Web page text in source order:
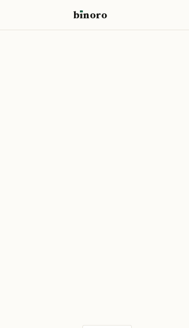
bınoro